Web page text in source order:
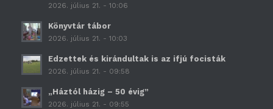
2026. július 21. - 10:06
Könyvtár tábor
2026. július 21. - 10:03
Edzettek és kirándultak is az ifjú focisták
2026. július 21. - 09:58
„Háztól házig – 50 évig”
2026. július 21. - 09:55